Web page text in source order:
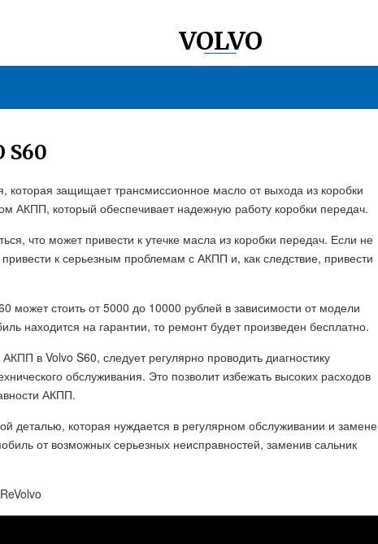
VOLVO
защищает трансмиссионное масло от выхода из коробки
АКПП, который обеспечивает надежную работу коробки передач.
что может привести к утечке масла из коробки передач. Если не
к серьезным проблемам с АКПП и, как следствие, привести
может стоить от 5000 до 10000 рублей в зависимости от модели
находится на гарантии, то ремонт будет произведен бесплатно.
в Volvo S60, следует регулярно проводить диагностику
обслуживания. Это позволит избежать высоких расходов
АКПП.
деталью, которая нуждается в регулярном обслуживании и замене
от возможных серьезных неисправностей, заменив сальник